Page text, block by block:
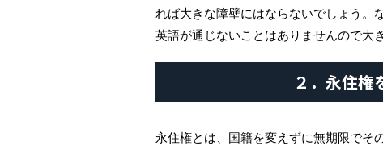
れば大きな障壁にはならないでしょう。
英語が通じないことはありませんので大
２．永住権
永住権とは、国籍を変えずに無期限でそ